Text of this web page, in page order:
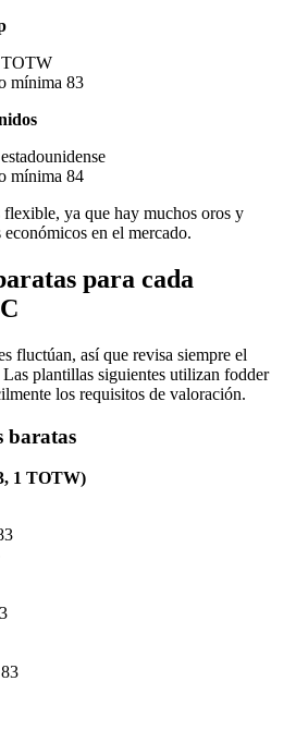
TOTW
mínima 83
mínima 84
ya que hay muchos oros y
económicos en el mercado.
para cada
fluctúan, así que revisa siempre el
Las plantillas siguientes utilizan fodder
los requisitos de valoración.
baratas
1 TOTW)